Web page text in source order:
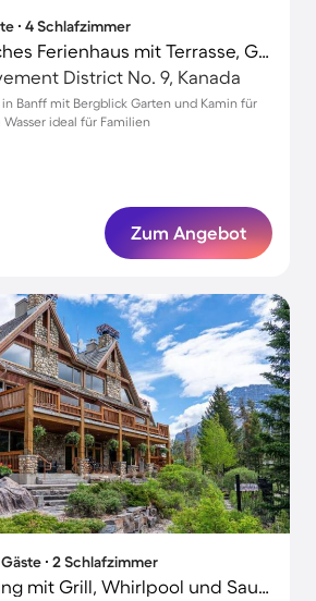
∙ 4 Schlafzimmer
Kinderfreundliches Ferienhaus mit Terrasse, Garten und Grill | Bergblick
District No. 9, Kanada
in Banff mit Bergblick Garten und Kamin für
Wasser ideal für Familien
Zum Angebot
∙ 2 Schlafzimmer
Schöne Wohnung mit Grill, Whirlpool und Sauna | Bergblick